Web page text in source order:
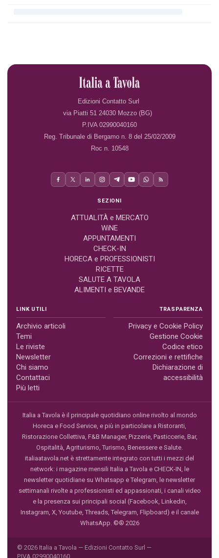
Edizioni Contatto Surl
via Piatti 51 24030 Mozzo (BG)
P.IVA 02990040160
Reg. Tribunale di Bergamo n. 8 del 25/02/2009
Roc n. 10548
SEZIONI
ATTUALITÀ e MERCATO
WiNE
APPUNTAMENTI
CHECK-IN
HORECA e PROFESSIONISTI
RICETTE
SALUTE A TAVOLA
ALIMENTI e BEVANDE
LINK UTILI
Archivio articoli
Temi
Le riviste
Newsletter
Chi siamo
Contattaci
Più letti
TRASPARENZA
Privacy e Cookie Policy
Gestione Cookie
Codice etico
Correzioni e rettifiche
Dichiarazione di
accessibilità
Italia a Tavola è il principale quotidiano online rivolto al mondo
Horeca e Food Service, e più in particolare a Ristoranti,
Ristorazione Collettiva, F&B Manager, Pizzerie, Pasticcerie, Bar,
Ospitalità, Agriturismo, Turismo, Benessere e Salute.
italiaatavola.net è strettamente integrato con tutti i mezzi del
network: i magazine mensili Italia a Tavola e CHECK-IN, le
newsletter quotidiane su Whatsapp e Telegram, le newsletter
settimanali rivolte a professionisti ed appassionati, i canali video
e la presenza sui principali social (Facebook, Linkedin,
Instagram, X, Youtube, Threads, Telegram, Flipboard) e il canale
WhatsApp. ©® 2026
© 2026 Italia a Tavola — Edizioni Contatto Surl —
P.IVA 02990040160